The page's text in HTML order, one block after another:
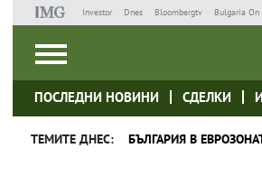
Investor Dnes Bloombergtv Bulgaria On
ПОСЛЕДНИ НОВИНИ СДЕЛКИ
ТЕМИТЕ ДНЕС: БЪЛГАРИЯ В